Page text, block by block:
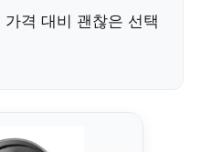
가격 대비 괜찮은 선택